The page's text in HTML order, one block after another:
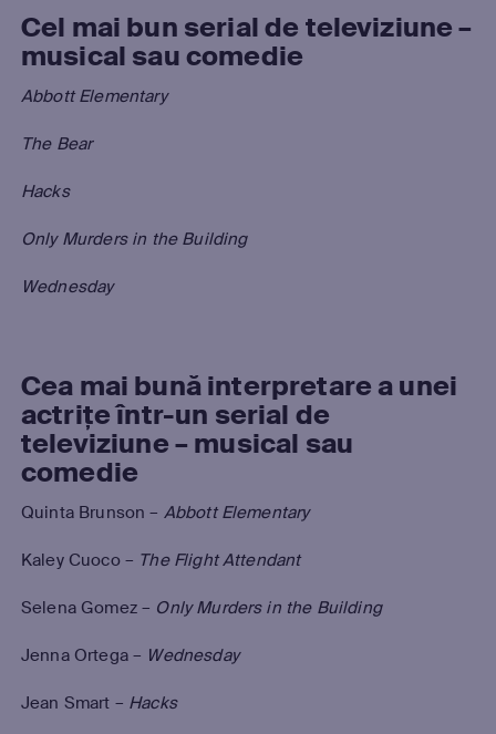
Cel mai bun serial de televiziune –
musical sau comedie
Abbott Elementary
The Bear
Hacks
Only Murders in the Building
Wednesday
Cea mai bună interpretare a unei
actrițe într-un serial de
televiziune – musical sau
comedie
Quinta Brunson – Abbott Elementary
Kaley Cuoco – The Flight Attendant
Selena Gomez – Only Murders in the Building
Jenna Ortega – Wednesday
Jean Smart – Hacks